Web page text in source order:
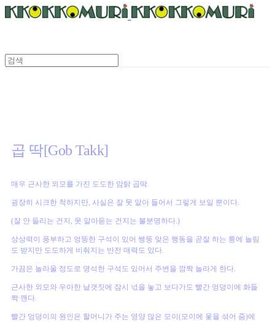
곱 딱[Gob Takk]
매우 근사한 외모를 가진 도도한 암탉 곱딱.
굉장히 시크한 척하지만, 사실은 잘 못 알아 들어서 그렇게 보일 뿐이다.
(잘 안 들리는 건지, 못 알아듣는 건지는 불분명하다.)
상상력이 풍부하고 엉뚱한 구석이 있어 쌩뚱 맞은 행동을 곧잘 하는 통에 놀림
도 받지만 도도하게 비춰지는 반전 매력도 있다.
가끔은 놀라울 정도로 명석한 구석도 있어서 주변을 깜짝 놀라게 한다.
근사한 외모와 우아한 날갯짓에 잠시 넋을 놓고 보다가도 빨간 엉덩이에 화들
짝 깬다.
빨간 엉덩이의 원인은 할머니가 주는 영양 많은 모이(모이에 옻을 섞어 줌)에